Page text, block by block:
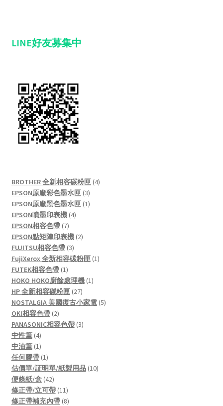
LINE好友募集中
BROTHER 全新相容碳粉匣 44
EPSON原廠彩色墨水匣 33
products
EPSON原廠黑色墨水匣 11
EPSON噴墨印表機 44
EPSON相容色帶 77
products
EPSON點矩陣印表機 22
FUJITSU相容色帶 33
products
FujiXerox 全新相容碳粉匣 11
FUTEK相容色帶 11
product
HOKO HOKO廚餘處理機 11
HP 全新相容碳粉匣 2727
products
NOSTALGIA 美國復古小家電 55
OKI相容色帶 22
products
PANASONIC相容色帶 33
中性筆 44
products
中油筆 11
product
任何膠帶 11
product
估價單/証明單/紙製用品 1010
便條紙/盒 4242
products
修正帶/立可帶 1111
products
修正帶補充內帶 88